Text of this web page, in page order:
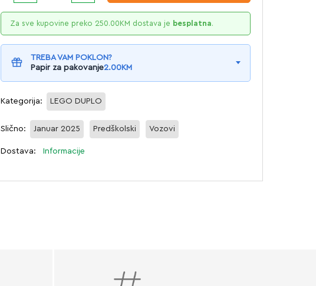
Za sve kupovine preko 250.00KM dostava je besplatna.
TREBA VAM POKLON?
Papir za pakovanje2.00KM
Kategorija: LEGO DUPLO
Slično: Januar 2025 Predškolski Vozovi
Dostava: Informacije